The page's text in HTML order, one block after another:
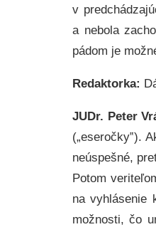
v
a nebola
pádom je
Redaktorka:
JUDr. Peter
(„eseročky‟).
neúspešné,
Potom
na vyhlásenie
možnosti, čo